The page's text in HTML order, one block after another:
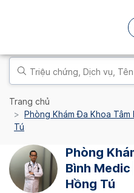
Trang chủ
Phòng Khám Đa Khoa
Tú
Phòng
Bình Medic
Hồng Tú